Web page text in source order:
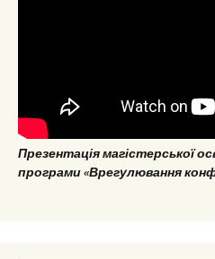
Презентація магістерської
програми «Врегулювання